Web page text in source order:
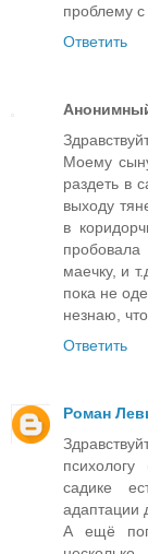
проблему
Ответить
Моему
раздеть в
выходу
в
маечку, и
пока не
незнаю,
Ответить
Роман
садике
адаптации
А ещё